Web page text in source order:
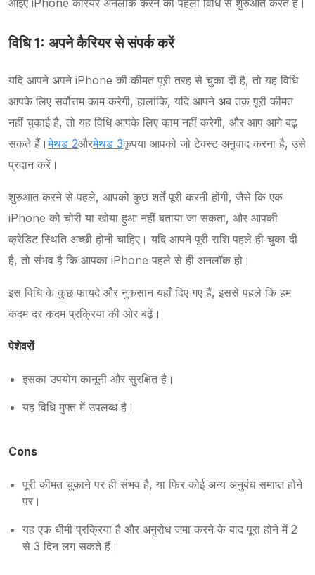
विधि 1: अपने कैरियर से संपर्क करें
यदि आपने अपने iPhone की कीमत पूरी तरह से चुका दी है, तो यह विधि
आपके लिए सर्वोत्तम काम करेगी, हालांकि, यदि आपने अब तक पूरी कीमत
नहीं चुकाई है, तो यह विधि आपके लिए काम नहीं करेगी, और आप आगे बढ़
सकते हैं।मेथड 2औरमेथड 3कृपया आपको जो टेक्स्ट अनुवाद करना है, उसे
प्रदान करें।
शुरुआत करने से पहले, आपको कुछ शर्तें पूरी करनी होंगी, जैसे कि एक
iPhone को चोरी या खोया हुआ नहीं बताया जा सकता, और आपकी
क्रेडिट स्थिति अच्छी होनी चाहिए। यदि आपने पूरी राशि पहले ही चुका दी
है, तो संभव है कि आपका iPhone पहले से ही अनलॉक हो।
इस विधि के कुछ फायदे और नुकसान यहाँ दिए गए हैं, इससे पहले कि हम
कदम दर कदम प्रक्रिया की ओर बढ़ें।
पेशेवरों
इसका उपयोग कानूनी और सुरक्षित है।
यह विधि मुफ्त में उपलब्ध है।
Cons
पूरी कीमत चुकाने पर ही संभव है, या फिर कोई अन्य अनुबंध समाप्त होने
पर।
यह एक धीमी प्रक्रिया है और अनुरोध जमा करने के बाद पूरा होने में 2
से 3 दिन लग सकते हैं।